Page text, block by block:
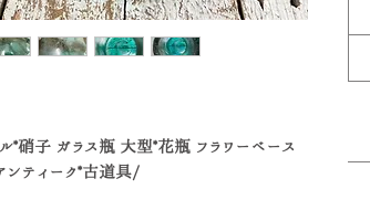
*硝子 ガラス瓶 大型*花瓶 フラワーベース
ンティーク*古道具/